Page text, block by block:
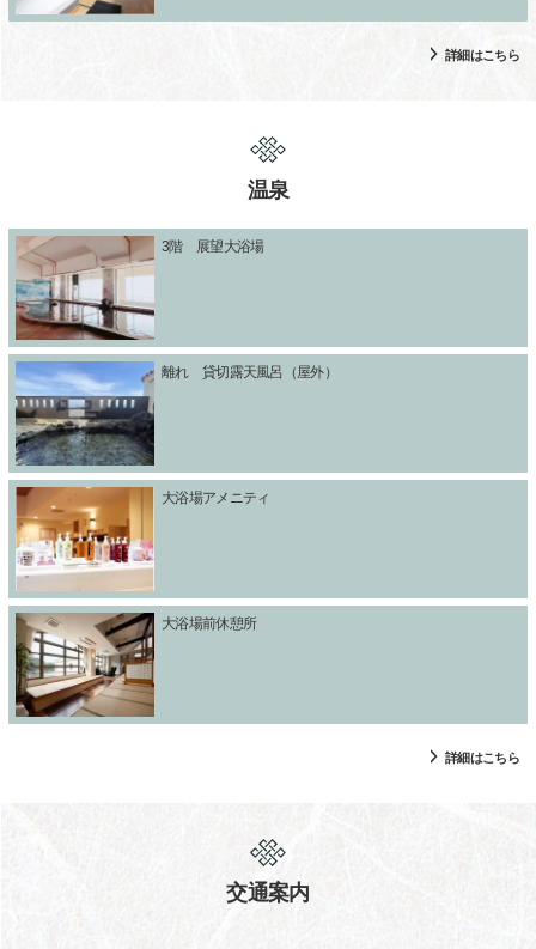
詳細はこちら
温泉
3階 展望大浴場
離れ 貸切露天風呂（屋外）
大浴場アメニティ
大浴場前休憩所
詳細はこちら
交通案内